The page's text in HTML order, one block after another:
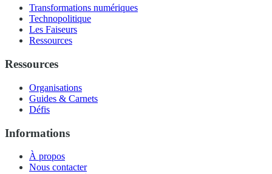
Transformations numériques
Technopolitique
Les Faiseurs
Ressources
Ressources
Organisations
Guides & Carnets
Défis
Informations
À propos
Nous contacter